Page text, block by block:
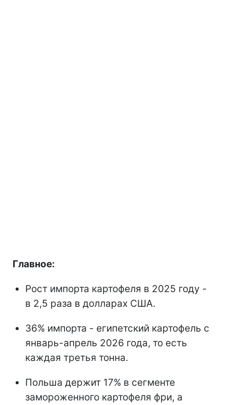
Главное:
Рост импорта картофеля в 2025 году -
в 2,5 раза в долларах США.
36% импорта - египетский картофель с
январь-апрель 2026 года, то есть
каждая третья тонна.
Польша держит 17% в сегменте
замороженного картофеля фри, а